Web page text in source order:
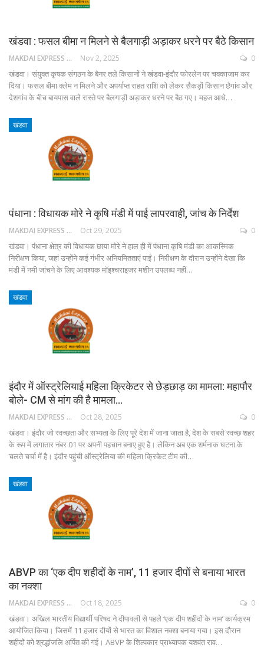
खंडवा : फसल बीमा न मिलने से बैलगाड़ी अड़ाकर धरने पर बैठे किसान
MAKDAI EXPRESS 24 Nov 2, 2025 0
खंडवा। संयुक्त कृषक संगठन के बैनर तले किसानों ने खंडवा-इंदौर फोरलेन पर चक्काजाम कर
दिया। फसल बीमा क्लेम न मिलने और अपर्याप्त राहत राशि को लेकर सैकड़ों किसान छैगांव और
देशगांव के बीच बायपास वाले रास्ते पर बैलगाड़ी अड़ाकर धरने पर बैठ गए। महज आधे…
खंडवा
पंधाना : विधायक मोरे ने कृषि मंडी में पाई लापरवाही, जांच के निर्देश
MAKDAI EXPRESS 24 Oct 29, 2025 0
खंडवा। पंधाना क्षेत्र की विधायक छाया मोरे ने हाल ही में पंधाना कृषि मंडी का आकस्मिक
निरीक्षण किया, जहां उन्होंने कई गंभीर अनियमितताएं पाईं। निरीक्षण के दौरान उन्होंने देखा कि
मंडी में नमी जांचने के लिए आवश्यक मॉइश्चराइजर मशीन उपलब्ध नहीं…
खंडवा
इंदौर में ऑस्ट्रेलियाई महिला क्रिकेटर से छेड़छाड़ का मामला: महापौर
बोले- CM से मांग की है मामला…
MAKDAI EXPRESS 24 Oct 28, 2025 0
खंडवा। इंदौर जो स्वच्छता और सभ्यता के लिए पूरे देश में जाना जाता है, देश के सबसे स्वच्छ शहर
के रूप में लगातार नंबर 01 पर अपनी पहचान बनाए हुए है। लेकिन अब एक शर्मनाक घटना के
चलते चर्चा में है। इंदौर पहुंची ऑस्ट्रेलिया की महिला क्रिकेट टीम की…
खंडवा
ABVP का ‘एक दीप शहीदों के नाम’, 11 हजार दीपों से बनाया भारत
का नक्शा
MAKDAI EXPRESS 24 Oct 18, 2025 0
खंडवा। अखिल भारतीय विद्यार्थी परिषद ने दीपावली से पहले ‘एक दीप शहीदों के नाम’ कार्यक्रम
आयोजित किया। जिसमें 11 हजार दीयों से भारत का विशाल नक्शा बनाया गया। इस दौरान
शहीदों को श्रद्धांजलि अर्पित की गई। ABVP के शिल्पकार प्राध्यापक यशवंत राव…